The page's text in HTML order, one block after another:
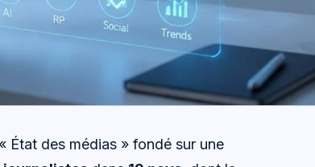
État des médias » fondé sur une